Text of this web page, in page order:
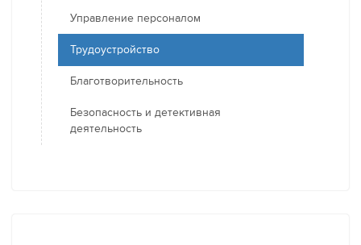
Управление персоналом
Трудоустройство
Благотворительность
Безопасность и детективная
деятельность